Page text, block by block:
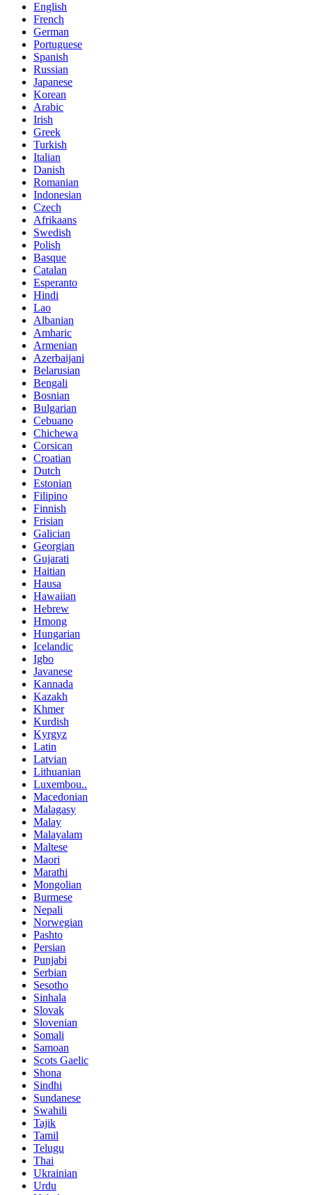
English
French
German
Portuguese
Spanish
Russian
Japanese
Korean
Arabic
Irish
Greek
Turkish
Italian
Danish
Romanian
Indonesian
Czech
Afrikaans
Swedish
Polish
Basque
Catalan
Esperanto
Hindi
Lao
Albanian
Amharic
Armenian
Azerbaijani
Belarusian
Bengali
Bosnian
Bulgarian
Cebuano
Chichewa
Corsican
Croatian
Dutch
Estonian
Filipino
Finnish
Frisian
Galician
Georgian
Gujarati
Haitian
Hausa
Hawaiian
Hebrew
Hmong
Hungarian
Icelandic
Igbo
Javanese
Kannada
Kazakh
Khmer
Kurdish
Kyrgyz
Latin
Latvian
Lithuanian
Luxembou..
Macedonian
Malagasy
Malay
Malayalam
Maltese
Maori
Marathi
Mongolian
Burmese
Nepali
Norwegian
Pashto
Persian
Punjabi
Serbian
Sesotho
Sinhala
Slovak
Slovenian
Somali
Samoan
Scots Gaelic
Shona
Sindhi
Sundanese
Swahili
Tajik
Tamil
Telugu
Thai
Ukrainian
Urdu